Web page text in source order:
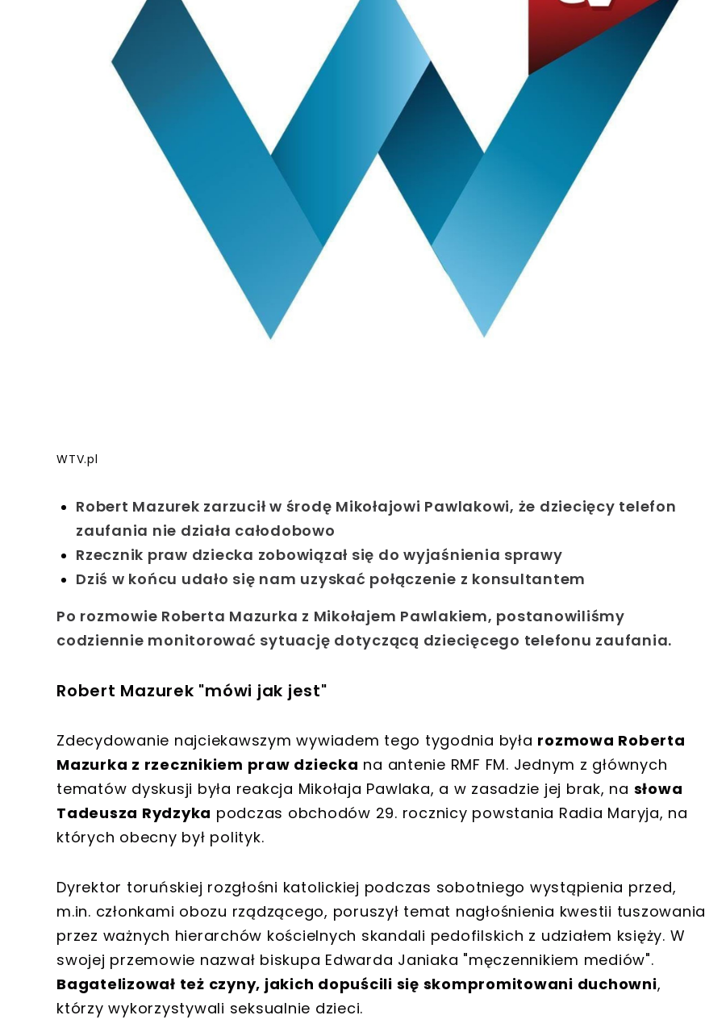
WTV.pl
Robert Mazurek zarzucił w środę Mikołajowi Pawlakowi, że dziecięcy telefon
zaufania nie działa całodobowo
Rzecznik praw dziecka zobowiązał się do wyjaśnienia sprawy
Dziś w końcu udało się nam uzyskać połączenie z konsultantem
Po rozmowie Roberta Mazurka z Mikołajem Pawlakiem, postanowiliśmy
codziennie monitorować sytuację dotyczącą dziecięcego telefonu zaufania.
Robert Mazurek "mówi jak jest"
Zdecydowanie najciekawszym wywiadem tego tygodnia była rozmowa Roberta
Mazurka z rzecznikiem praw dziecka na antenie RMF FM. Jednym z głównych
tematów dyskusji była reakcja Mikołaja Pawlaka, a w zasadzie jej brak, na słowa
Tadeusza Rydzyka podczas obchodów 29. rocznicy powstania Radia Maryja, na
których obecny był polityk.
Dyrektor toruńskiej rozgłośni katolickiej podczas sobotniego wystąpienia przed,
m.in. członkami obozu rządzącego, poruszył temat nagłośnienia kwestii tuszowania
przez ważnych hierarchów kościelnych skandali pedofilskich z udziałem księży. W
swojej przemowie nazwał biskupa Edwarda Janiaka "męczennikiem mediów".
Bagatelizował też czyny, jakich dopuścili się skompromitowani duchowni,
którzy wykorzystywali seksualnie dzieci.